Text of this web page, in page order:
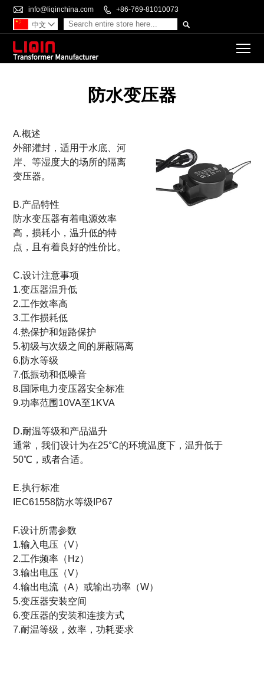
 info@liqinchina.com  +86-769-81010073

中文 
防水变压器
A.概述
外部灌封，适用于水底、河
岸、等湿度大的场所的隔离
变压器。
B.产品特性
防水变压器有着电源效率
高，损耗小，温升低的特
点，且有着良好的性价比。
C.设计注意事项
1.变压器温升低
2.工作效率高
3.工作损耗低
4.热保护和短路保护
5.初级与次级之间的屏蔽隔离
6.防水等级
7.低振动和低噪音
8.国际电力变压器安全标准
9.功率范围10VA至1KVA
D.耐温等级和产品温升
通常，我们设计为在25°C的环境温度下，温升低于
50℃，或者合适。
E.执行标准
IEC61558防水等级IP67
F.设计所需参数
1.输入电压（V）
2.工作频率（Hz）
3.输出电压（V）
4.输出电流（A）或输出功率（W）
5.变压器安装空间
6.变压器的安装和连接方式
7.耐温等级，效率，功耗要求